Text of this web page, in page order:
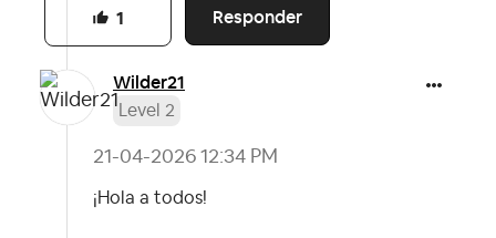
Responder
1
Wilder21
Level 2
‎21-04-2026 12:34 PM
¡Hola a todos!